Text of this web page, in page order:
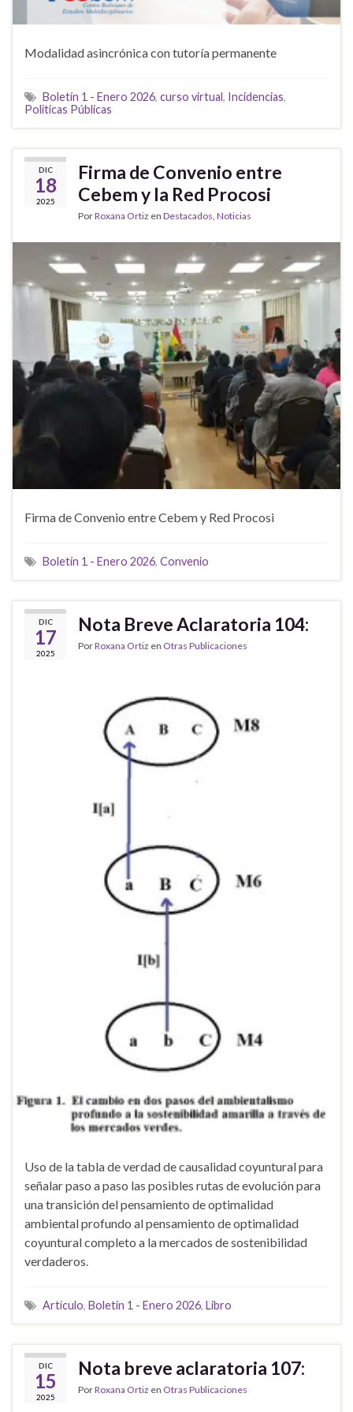
Modalidad asincrónica con tutoría permanente
Boletín 1 - Enero 2026, curso virtual, Incidencias,
Politicas Públicas
DIC
18
2025
Firma de Convenio entre
Cebem y la Red Procosi
PorRoxana Ortiz en Destacados Noticias
Firma de Convenio entre Cebem y Red Procosi
Boletín 1 - Enero 2026, Convenio
DIC
17
2025
Nota Breve Aclaratoria 104:
PorRoxana Ortiz en Otras Publicaciones
Uso de la tabla de verdad de causalidad coyuntural para
señalar paso a paso las posibles rutas de evolución para
una transición del pensamiento de optimalidad
ambiental profundo al pensamiento de optimalidad
coyuntural completo a la mercados de sostenibilidad
verdaderos.
Artículo, Boletín 1 - Enero 2026, Libro
DIC
15
2025
Nota breve aclaratoria 107:
PorRoxana Ortiz en Otras Publicaciones